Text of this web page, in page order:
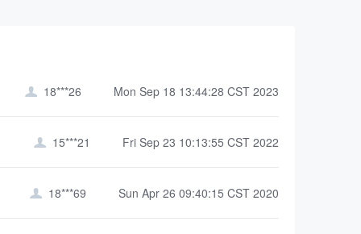
 18***26 Mon Sep 18 13:44:28 CST 2023
 15***21 Fri Sep 23 10:13:55 CST 2022
 18***69 Sun Apr 26 09:40:15 CST 2020